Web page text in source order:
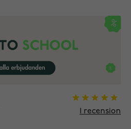
1 recension